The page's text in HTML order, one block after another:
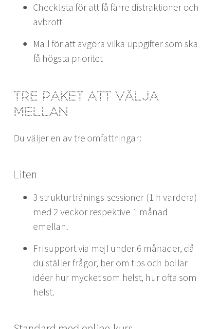
Checklista för att få färre distraktioner och
avbrott
Mall för att avgöra vilka uppgifter som ska
få högsta prioritet
Tre paket att välja
mellan
Du väljer en av tre omfattningar:
Liten
3 strukturtränings-sessioner (1 h vardera)
med 2 veckor respektive 1 månad
emellan.
Fri support via mejl under 6 månader, då
du ställer frågor, ber om tips och bollar
idéer hur mycket som helst, hur ofta som
helst.